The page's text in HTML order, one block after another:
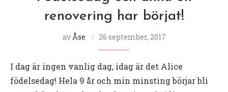
renovering har börjat!
av Åse 26 september, 2017
I dag är ingen vanlig dag, idag är det Alice
födelsedag! Hela 9 år och min minsting börjar bli